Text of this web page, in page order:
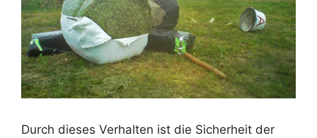
Durch dieses Verhalten ist die Sicherheit der